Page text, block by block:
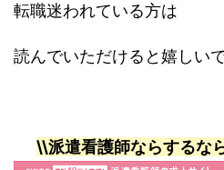
転職迷われている方は
読んでいただけると嬉しいで
\\派遣看護師ならするな